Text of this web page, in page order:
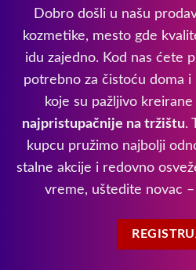
Dobro došli u našu
kozmetike, mesto gde
idu zajedno. Kod nas ćete
potrebno za čistoću doma i
koje su pažljivo kreirane
najpristupačnije na tržištu.
kupcu pružimo najbolji
stalne akcije i redovno
vreme, uštedite novac